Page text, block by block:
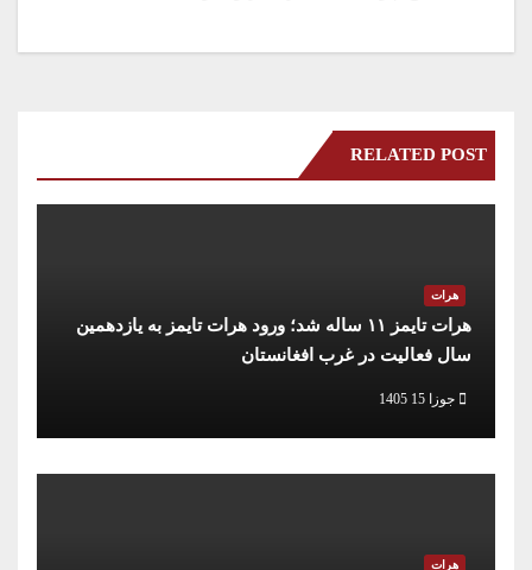
RELATED POST
هرات
هرات تایمز ۱۱ ساله شد؛ ورود هرات تایمز به یازدهمین
سال فعالیت در غرب افغانستان
جوزا 15 1405
هرات